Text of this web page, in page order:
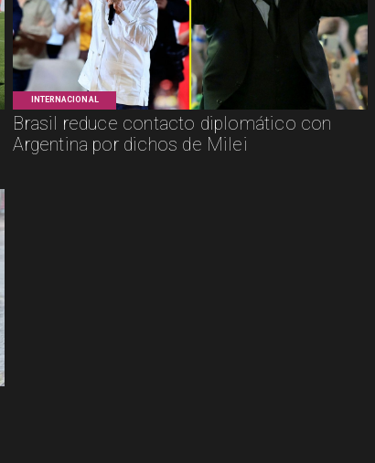
INTERNACIONAL
Brasil reduce contacto diplomático con
Argentina por dichos de Milei